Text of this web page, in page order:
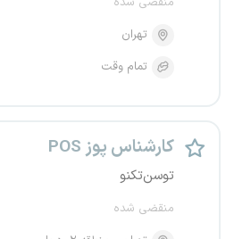
تهران
تمام وقت
کارشناس پوز POS
توسن‌تکنو
منقضی شده